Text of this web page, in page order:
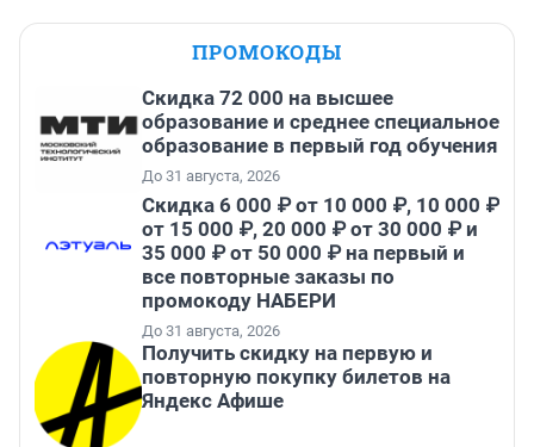
ПРОМОКОДЫ
Скидка 72 000 на высшее
образование и среднее специальное
образование в первый год обучения
До 31 августа, 2026
Скидка 6 000 ₽ от 10 000 ₽, 10 000 ₽
от 15 000 ₽, 20 000 ₽ от 30 000 ₽ и
35 000 ₽ от 50 000 ₽ на первый и
все повторные заказы по
промокоду НАБЕРИ
До 31 августа, 2026
Получить скидку на первую и
повторную покупку билетов на
Яндекс Афише